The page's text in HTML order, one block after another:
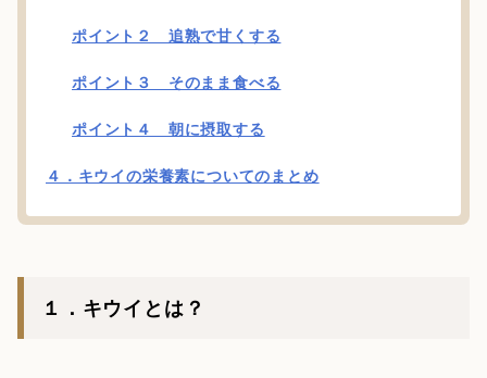
ポイント２ 追熟で甘くする
ポイント３ そのまま食べる
ポイント４ 朝に摂取する
４．キウイの栄養素についてのまとめ
１．キウイとは？